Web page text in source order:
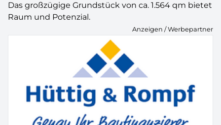
Das großzügige Grundstück von ca. 1.564 qm bietet
Raum und Potenzial.
Anzeigen / Werbepartner